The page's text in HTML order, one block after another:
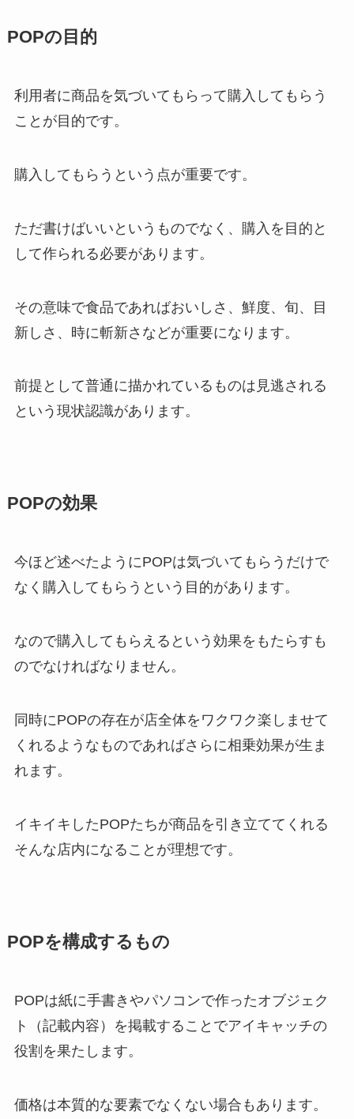
POPの目的
利用者に商品を気づいてもらって購入してもらう
ことが目的です。
購入してもらうという点が重要です。
ただ書けばいいというものでなく、購入を目的と
して作られる必要があります。
その意味で食品であればおいしさ、鮮度、旬、目
新しさ、時に斬新さなどが重要になります。
前提として普通に描かれているものは見逃される
という現状認識があります。
POPの効果
今ほど述べたようにPOPは気づいてもらうだけで
なく購入してもらうという目的があります。
なので購入してもらえるという効果をもたらすも
のでなければなりません。
同時にPOPの存在が店全体をワクワク楽しませて
くれるようなものであればさらに相乗効果が生ま
れます。
イキイキしたPOPたちが商品を引き立ててくれる
そんな店内になることが理想です。
POPを構成するもの
POPは紙に手書きやパソコンで作ったオブジェク
ト（記載内容）を掲載することでアイキャッチの
役割を果たします。
価格は本質的な要素でなくない場合もあります。